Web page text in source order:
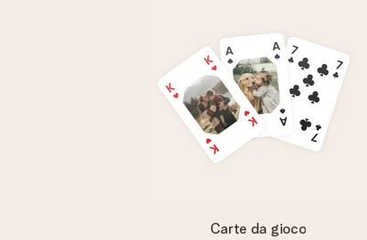
Carte da gioco